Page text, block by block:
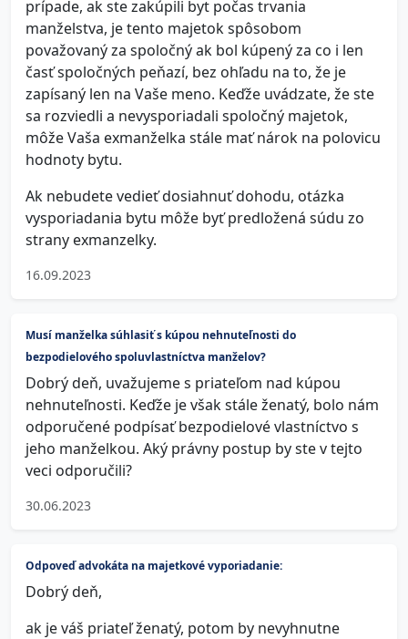
prípade, ak ste zakúpili byt počas trvania
manželstva, je tento majetok spôsobom
považovaný za spoločný ak bol kúpený za co i len
časť spoločných peňazí, bez ohľadu na to, že je
zapísaný len na Vaše meno. Keďže uvádzate, že ste
sa rozviedli a nevysporiadali spoločný majetok,
môže Vaša exmanželka stále mať nárok na polovicu
hodnoty bytu.
Ak nebudete vedieť dosiahnuť dohodu, otázka
vysporiadania bytu môže byť predložená súdu zo
strany exmanzelky.
16.09.2023
Musí manželka súhlasiť s kúpou nehnuteľnosti do
bezpodielového spoluvlastníctva manželov?
Dobrý deň, uvažujeme s priateľom nad kúpou
nehnuteľnosti. Keďže je však stále ženatý, bolo nám
odporučené podpísať bezpodielové vlastníctvo s
jeho manželkou. Aký právny postup by ste v tejto
veci odporučili?
30.06.2023
Odpoveď advokáta na majetkové vyporiadanie:
Dobrý deň,
ak je váš priateľ ženatý, potom by nevyhnutne